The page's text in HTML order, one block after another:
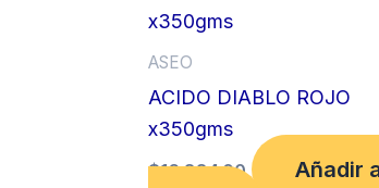
ASEO
ACIDO DIABLO ROJO
x350gms
$16,884.00
Añadir